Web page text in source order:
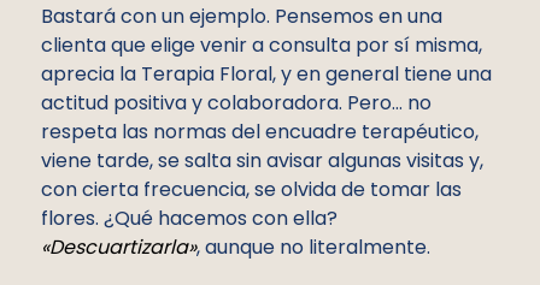
Bastará con un ejemplo. Pensemos en una
clienta que elige venir a consulta por sí misma,
aprecia la Terapia Floral, y en general tiene una
actitud positiva y colaboradora. Pero… no
respeta las normas del encuadre terapéutico,
viene tarde, se salta sin avisar algunas visitas y,
con cierta frecuencia, se olvida de tomar las
flores. ¿Qué hacemos con ella?
«Descuartizarla», aunque no literalmente.